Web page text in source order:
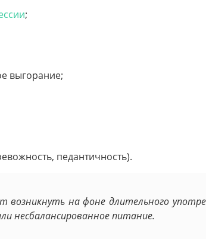
;
выгорание;
педантичность).
возникнуть на фоне длительного
несбалансированное питание.